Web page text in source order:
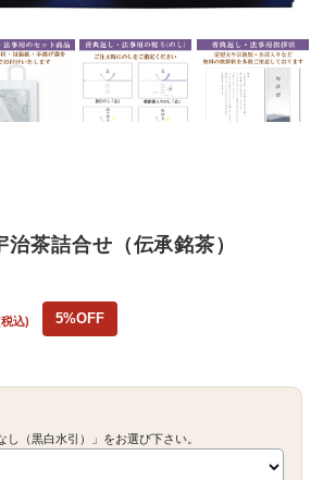
治茶詰合せ（伝承銘茶）
込) 5%OFF
（黒白水引）」をお選び下さい。